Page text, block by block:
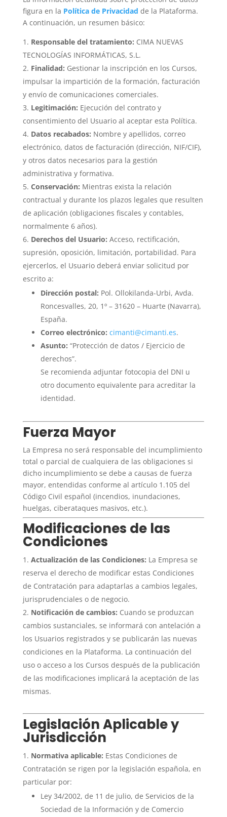
figura en la Política de Privacidad de la Plataforma.
A continuación, un resumen básico:
Responsable del tratamiento: CIMA NUEVAS
TECNOLOGÍAS INFORMÁTICAS, S.L.
Finalidad: Gestionar la inscripción en los Cursos,
impulsar la impartición de la formación, facturación
y envío de comunicaciones comerciales.
Legitimación: Ejecución del contrato y
consentimiento del Usuario al aceptar esta Política.
Datos recabados: Nombre y apellidos, correo
electrónico, datos de facturación (dirección, NIF/CIF),
y otros datos necesarios para la gestión
administrativa y formativa.
Conservación: Mientras exista la relación
contractual y durante los plazos legales que resulten
de aplicación (obligaciones fiscales y contables,
normalmente 6 años).
Derechos del Usuario: Acceso, rectificación,
supresión, oposición, limitación, portabilidad. Para
ejercerlos, el Usuario deberá enviar solicitud por
escrito a:
Dirección postal: Pol. Ollokilanda-Urbi, Avda.
Roncesvalles, 20, 1º – 31620 – Huarte (Navarra),
España.
Correo electrónico: cimanti@cimanti.es.
Asunto: “Protección de datos / Ejercicio de
derechos”.
Se recomienda adjuntar fotocopia del DNI u
otro documento equivalente para acreditar la
identidad.
Fuerza Mayor
La Empresa no será responsable del incumplimiento
total o parcial de cualquiera de las obligaciones si
dicho incumplimiento se debe a causas de fuerza
mayor, entendidas conforme al artículo 1.105 del
Código Civil español (incendios, inundaciones,
huelgas, ciberataques masivos, etc.).
Modificaciones de las
Condiciones
Actualización de las Condiciones: La Empresa se
reserva el derecho de modificar estas Condiciones
de Contratación para adaptarlas a cambios legales,
jurisprudenciales o de negocio.
Notificación de cambios: Cuando se produzcan
cambios sustanciales, se informará con antelación a
los Usuarios registrados y se publicarán las nuevas
condiciones en la Plataforma. La continuación del
uso o acceso a los Cursos después de la publicación
de las modificaciones implicará la aceptación de las
mismas.
Legislación Aplicable y
Jurisdicción
Normativa aplicable: Estas Condiciones de
Contratación se rigen por la legislación española, en
particular por:
Ley 34/2002, de 11 de julio, de Servicios de la
Sociedad de la Información y de Comercio